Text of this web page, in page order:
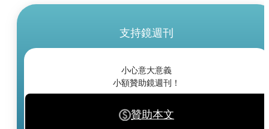
支持鏡週刊
小心意大意義
小額贊助鏡週刊！
贊助本文